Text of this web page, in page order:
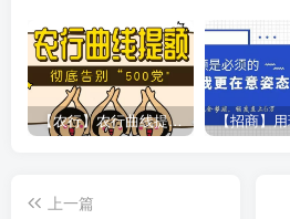
【农行】农行曲线提额，彻底告别“500党”
上一篇